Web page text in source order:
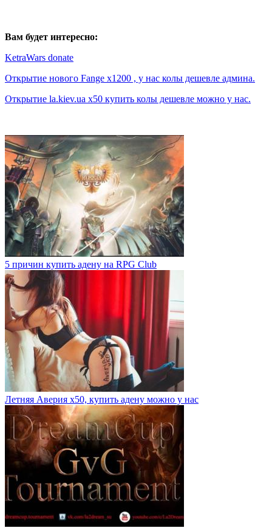
Вам будет интересно:
KetraWars donate
Открытие нового Fange x1200 , у нас колы дешевле админа.
Открытие la.kiev.ua x50 купить колы дешевле можно у нас.
5 причин купить адену на RPG Club
Летняя Аверия х50, купить адену можно у нас